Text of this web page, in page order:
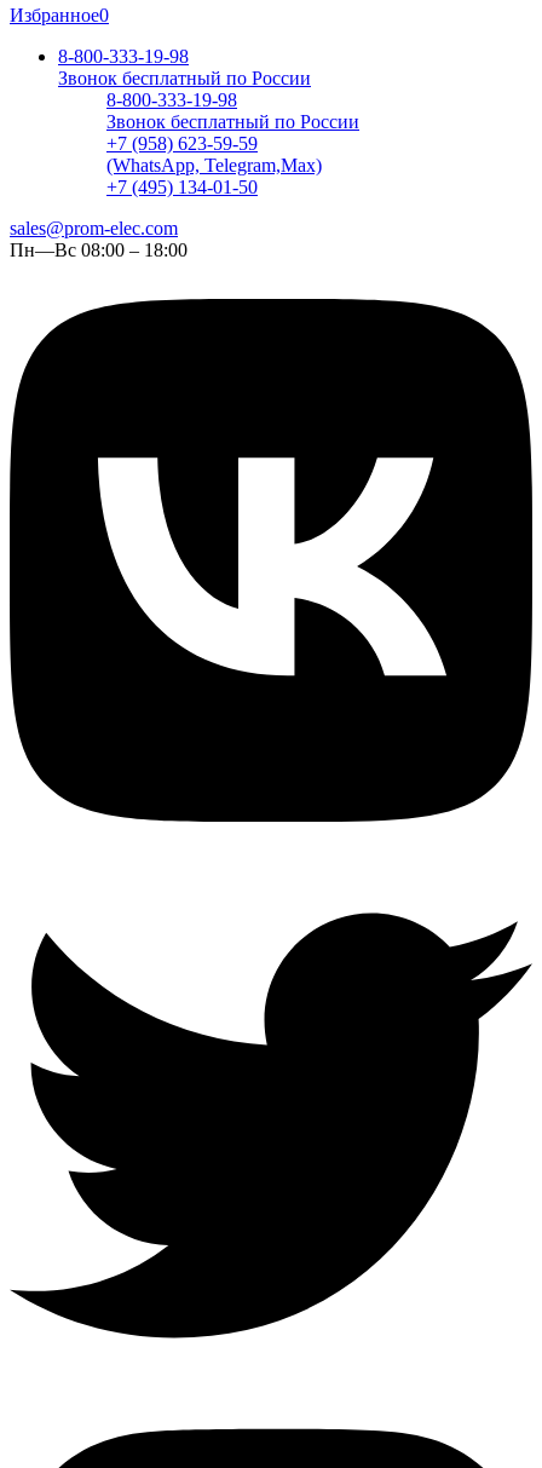
Избранное0
8-800-333-19-98
Звонок бесплатный по России
8-800-333-19-98
Звонок бесплатный по России
+7 (958) 623-59-59
(WhatsApp, Telegram,Max)
+7 (495) 134-01-50
sales@prom-elec.com
Пн—Вс 08:00 – 18:00